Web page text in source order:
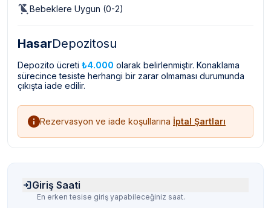
Bebeklere Uygun (0-2)
HasarDepozitosu
Depozito ücreti ₺4.000 olarak belirlenmiştir. Konaklama
sürecince tesiste herhangi bir zarar olmaması durumunda
çıkışta iade edilir.
Rezervasyon ve iade koşullarına İptal Şartları
Giriş Saati
En erken tesise giriş yapabileceğiniz saat.